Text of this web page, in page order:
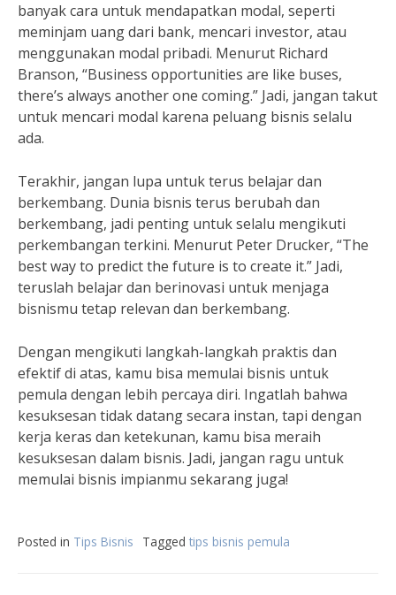
banyak cara untuk mendapatkan modal, seperti
meminjam uang dari bank, mencari investor, atau
menggunakan modal pribadi. Menurut Richard
Branson, “Business opportunities are like buses,
there’s always another one coming.” Jadi, jangan takut
untuk mencari modal karena peluang bisnis selalu
ada.
Terakhir, jangan lupa untuk terus belajar dan
berkembang. Dunia bisnis terus berubah dan
berkembang, jadi penting untuk selalu mengikuti
perkembangan terkini. Menurut Peter Drucker, “The
best way to predict the future is to create it.” Jadi,
teruslah belajar dan berinovasi untuk menjaga
bisnismu tetap relevan dan berkembang.
Dengan mengikuti langkah-langkah praktis dan
efektif di atas, kamu bisa memulai bisnis untuk
pemula dengan lebih percaya diri. Ingatlah bahwa
kesuksesan tidak datang secara instan, tapi dengan
kerja keras dan ketekunan, kamu bisa meraih
kesuksesan dalam bisnis. Jadi, jangan ragu untuk
memulai bisnis impianmu sekarang juga!
Posted in Tips Bisnis Tagged tips bisnis pemula